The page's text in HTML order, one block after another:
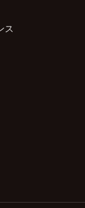
ス